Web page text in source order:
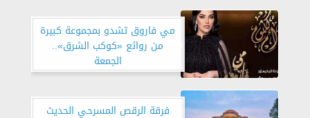
مي فاروق تشدو بمجموعة كبيرة
من روائع «كوكب الشرق»..
الجمعة
فرقة الرقص المسرحي الحديث